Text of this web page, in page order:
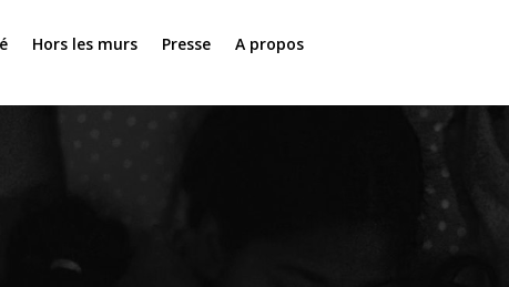
Hors les murs Presse A propos